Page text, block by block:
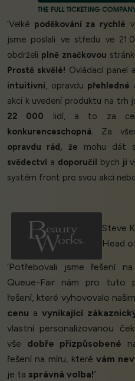
‘Velké poděkování za rychlé
jsme poslali ve středu ve
obdrželi plně značkovou
Prostě skvělé! Ovládací panel
intuitivní, opravdu přehledné
akci k uvedení produktu na trh
22 000 lidí, a to za
konkurenceschopná. Za
opravdu rád, že mohu dát
svědectví a doporučil bych ji
systém front pro svou akci
Steve
Head
‘Potřebovali jsme řešení na
Queue-Fair nám pro tuto
řešení, které vyhovovalo
cenu a vynikající
vlastní personalizovanou
vše dobře přizpůsobené
řešení na míru, kterévám
je ta správná volba!’